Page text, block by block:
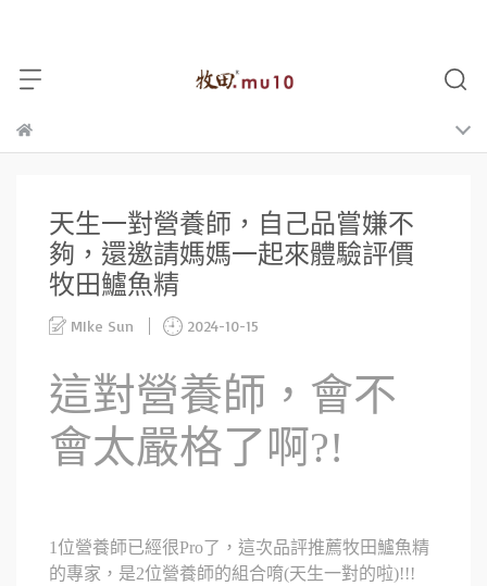
天生一對營養師，自己品嘗嫌不
夠，還邀請媽媽一起來體驗評價
牧田鱸魚精
MIke Sun 2024-10-15
這對營養師，會不
會太嚴格了啊?!
1位營養師已經很Pro了，這次品評推薦牧田鱸魚精
的專家，是2位營養師的組合唷(天生一對的啦)!!!